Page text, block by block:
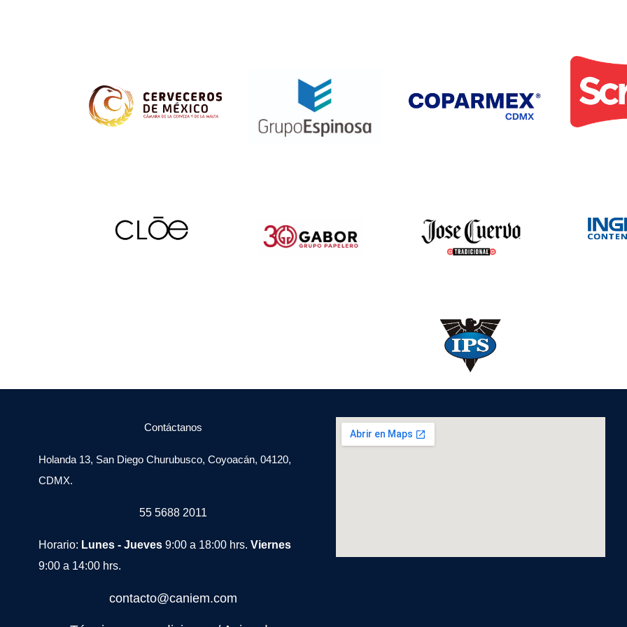
Contáctanos
Holanda 13, San Diego Churubusco, Coyoacán, 04120,
CDMX.
55 5688 2011
Horario: Lunes - Jueves 9:00 a 18:00 hrs. Viernes
9:00 a 14:00 hrs.
contacto@caniem.com